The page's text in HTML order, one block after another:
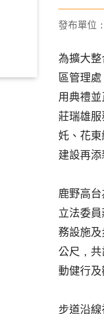
發布單位：
為擴大
區管理
用典禮
莊瑞雄
奼、花
建設再添
鹿野高
立法委
務設施
公尺，
動健行
步道沿